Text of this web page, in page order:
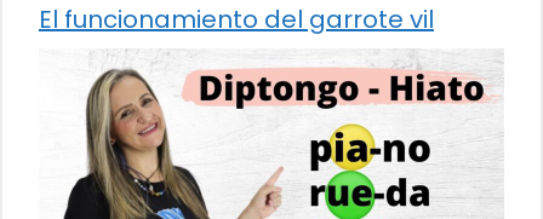
El funcionamiento del garrote vil